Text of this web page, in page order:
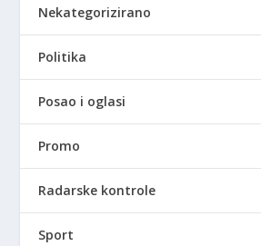
Nekategorizirano
Politika
Posao i oglasi
Promo
Radarske kontrole
Sport